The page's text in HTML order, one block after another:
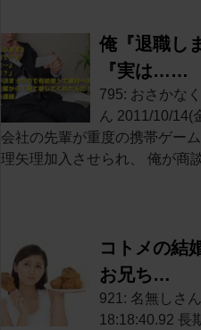
俺『退職し
『実は……
795: おさかな
ん 2011/10/14(
会社の先輩が重度の携帯ゲー
理矢理加入させられ、 俺が商
コトメの結
お兄ち…
921: 名無しさ
18:18:40.92 長